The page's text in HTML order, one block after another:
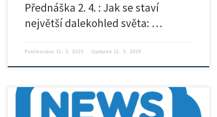
Přednáška 2. 4. : Jak se staví
největší dalekohled světa: …
Publikováno 11. 3. 2025 Updated 11. 3. 2025